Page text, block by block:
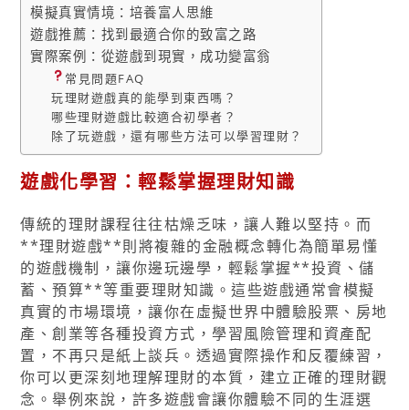
模擬真實情境：培養富人思維
遊戲推薦：找到最適合你的致富之路
實際案例：從遊戲到現實，成功變富翁
常見問題FAQ
玩理財遊戲真的能學到東西嗎？
哪些理財遊戲比較適合初學者？
除了玩遊戲，還有哪些方法可以學習理財？
遊戲化學習：輕鬆掌握理財知識
傳統的理財課程往往枯燥乏味，讓人難以堅持。而
**理財遊戲**則將複雜的金融概念轉化為簡單易懂
的遊戲機制，讓你邊玩邊學，輕鬆掌握**投資、儲
蓄、預算**等重要理財知識。這些遊戲通常會模擬
真實的市場環境，讓你在虛擬世界中體驗股票、房地
產、創業等各種投資方式，學習風險管理和資產配
置，不再只是紙上談兵。透過實際操作和反覆練習，
你可以更深刻地理解理財的本質，建立正確的理財觀
念。舉例來說，許多遊戲會讓你體驗不同的生涯選